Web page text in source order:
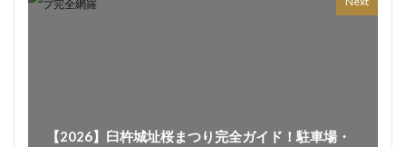
【2026】臼杵城址桜まつり完全ガイド！駐車場・